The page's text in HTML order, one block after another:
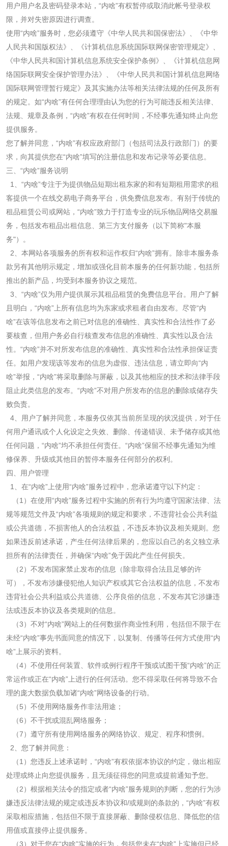
用户用户名及密码登录本站，“内啥”有权暂停或取消此帐号登录权
限，并对失密原因进行调查。
使用“内啥”服务时，您必须遵守《中华人民共和国保密法》、《中华
人民共和国版权法》、《计算机信息系统国际联网保密管理规定》、
《中华人民共和国计算机信息系统安全保护条例》、《计算机信息网
络国际联网安全保护管理办法》、《中华人民共和国计算机信息网络
国际联网管理暂行规定》及其实施办法等相关法律法规的任何及所有
的规定。如“内啥”有任何合理理由认为您的行为可能违反相关法律、
法规、规章及条例，“内啥”有权在任何时间，不经事先通知终止向您
提供服务。
您了解并同意，“内啥”有权应政府部门（包括司法及行政部门）的要
求，向其提供您在“内啥”填写的注册信息和发布记录等必要信息。
三、“内啥”服务说明
1
、“内啥”专注于为提供物品短期出租东家的和有短期租用需求的租
客提供一个在线交易电子商务平台，供免费信息发布。有别于传统的
租品租赁公司或网站，“内啥”致力于打造专业的玩乐物品网络交易服
务，包括发布租品出租信息、第三方支付服务（以下简称"本服
务"）。
2 、本网站各项服务的所有权和运作权归“内啥”拥有。除非本服务条
款另有其他明示规定，增加或强化目前本服务的任何新功能，包括所
推出的新产品，均受到本服务协议之规范。
3 、“内啥”仅为用户提供展示其租品租赁的免费信息平台。用户了解
且明白，“内啥”上所有信息均为东家或求租者自由发布。尽管“内
啥”在该等信息发布之前已对信息的准确性、真实性和合法性作了必
要核查，但用户务必自行核查发布信息的准确性、真实性以及合法
性。“内啥”并不对所发布信息的准确性、真实性和合法性承担保证责
任。如用户发现该等发布的信息为虚假、违法信息，请立即向“内
啥”举报，“内啥”将采取删除与屏蔽，以及其他相应的技术和法律手段
阻止此类信息的发布。“内啥”不对用户所发布的信息的删除或储存失
败负责。
4 、用户了解并同意，本服务仅依其当前所呈现的状况提供，对于任
何用户通讯或个人化设定之失效、删除、传递错误、未予储存或其他
任何问题，“内啥”均不承担任何责任。“内啥”保留不经事先通知为维
修保养、升级或其他目的暂停本服务任何部分的权利。
四、用户管理
1
、在“内啥”上使用“内啥”服务过程中，您承诺遵守以下约定：
（1 ）在使用“内啥”服务过程中实施的所有行为均遵守国家法律、法
规等规范文件及“内啥”各项规则的规定和要求，不违背社会公共利益
或公共道德，不损害他人的合法权益，不违反本协议及相关规则。您
如果违反前述承诺，产生任何法律后果的，您应以自己的名义独立承
担所有的法律责任，并确保“内啥”免于因此产生任何损失。
（2）不发布国家禁止发布的信息（除非取得合法且足够的许
可），不发布涉嫌侵犯他人知识产权或其它合法权益的信息，不发布
违背社会公共利益或公共道德、公序良俗的信息，不发布其它涉嫌违
法或违反本协议及各类规则的信息。
（3）不对“内啥”网站上的任何数据作商业性利用，包括但不限于在
未经“内啥”事先书面同意的情况下，以复制、传播等任何方式使用“内
啥”上展示的资料。
（4）不使用任何装置、软件或例行程序干预或试图干预“内啥”的正
常运作或正在“内啥”上进行的任何活动。您不得采取任何将导致不合
理的庞大数据负载加诸“内啥”网络设备的行动。
（5）不使用网络服务作非法用途；
（6）不干扰或混乱网络服务；
（7）遵守所有使用网络服务的网络协议、规定、程序和惯例。
2 、您了解并同意：
（1 ）您违反上述承诺时，“内啥”有权依据本协议的约定，做出相应
处理或终止向您提供服务，且无须征得您的同意或提前通知予您。
（2）根据相关法令的指定或者“内啥”服务规则的判断，您的行为涉
嫌违反法律法规的规定或违反本协议和/或规则的条款的，“内啥”有权
采取相应措施，包括但不限于直接屏蔽、删除侵权信息、降低您的信
用值或直接停止提供服务。
（3）对于您在“内啥”实施的行为，包括您未在“内啥”上实施但已经